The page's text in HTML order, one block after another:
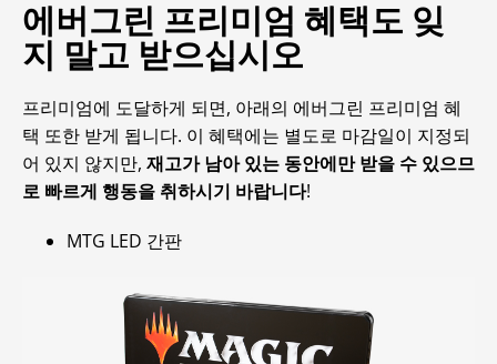
에버그린 프리미엄 혜택도 잊
지 말고 받으십시오
프리미엄에 도달하게 되면, 아래의 에버그린 프리미엄 혜
택 또한 받게 됩니다. 이 혜택에는 별도로 마감일이 지정되
어 있지 않지만, 재고가 남아 있는 동안에만 받을 수 있으므
로 빠르게 행동을 취하시기 바랍니다!
MTG LED 간판